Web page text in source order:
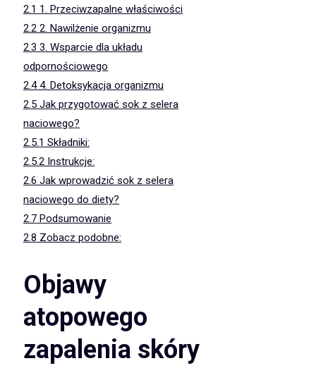
2.1 1. Przeciwzapalne właściwości
2.2 2. Nawilżenie organizmu
2.3 3. Wsparcie dla układu
odpornościowego
2.4 4. Detoksykacja organizmu
2.5 Jak przygotować sok z selera
naciowego?
2.5.1 Składniki:
2.5.2 Instrukcje:
2.6 Jak wprowadzić sok z selera
naciowego do diety?
2.7 Podsumowanie
2.8 Zobacz podobne:
Objawy
atopowego
zapalenia skóry